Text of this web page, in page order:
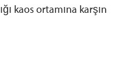
kaos ortamına karşın